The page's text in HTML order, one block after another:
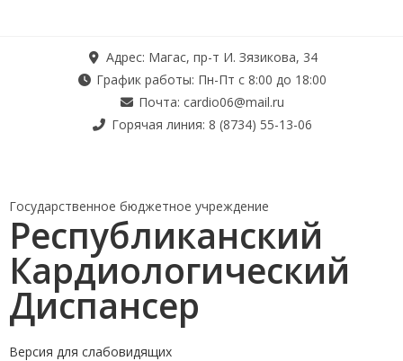
Адрес: Магас, пр-т И. Зязикова, 34
График работы: Пн-Пт с 8:00 до 18:00
Почта: cardio06@mail.ru
Горячая линия: 8 (8734) 55-13-06
Государственное бюджетное учреждение
Республиканский
Кардиологический
Диспансер
Версия для слабовидящих